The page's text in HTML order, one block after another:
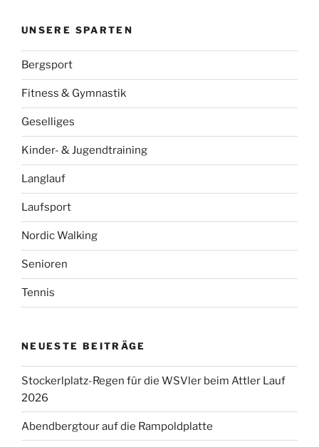
UNSERE SPARTEN
Bergsport
Fitness & Gymnastik
Geselliges
Kinder- & Jugendtraining
Langlauf
Laufsport
Nordic Walking
Senioren
Tennis
NEUESTE BEITRÄGE
Stockerlplatz-Regen für die WSVler beim Attler Lauf
2026
Abendbergtour auf die Rampoldplatte